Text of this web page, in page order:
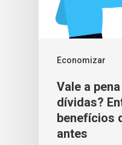
Economizar
Vale a
dívidas?
benefícios
antes